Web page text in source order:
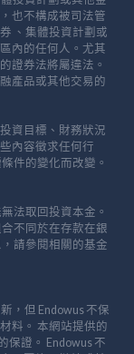
也不構成被司法管
、集體投資計劃或
內的任何人。尤其
證券法將屬違法。
產品或其他交易的
資目標、財務狀況
內容徵求任何行
件的變化而改變。
法取回投資本金。
不同於在存款在銀
請參閱相關的基金
，但 Endowus 不保
料。 本網站提供的
保證。 Endowus 不